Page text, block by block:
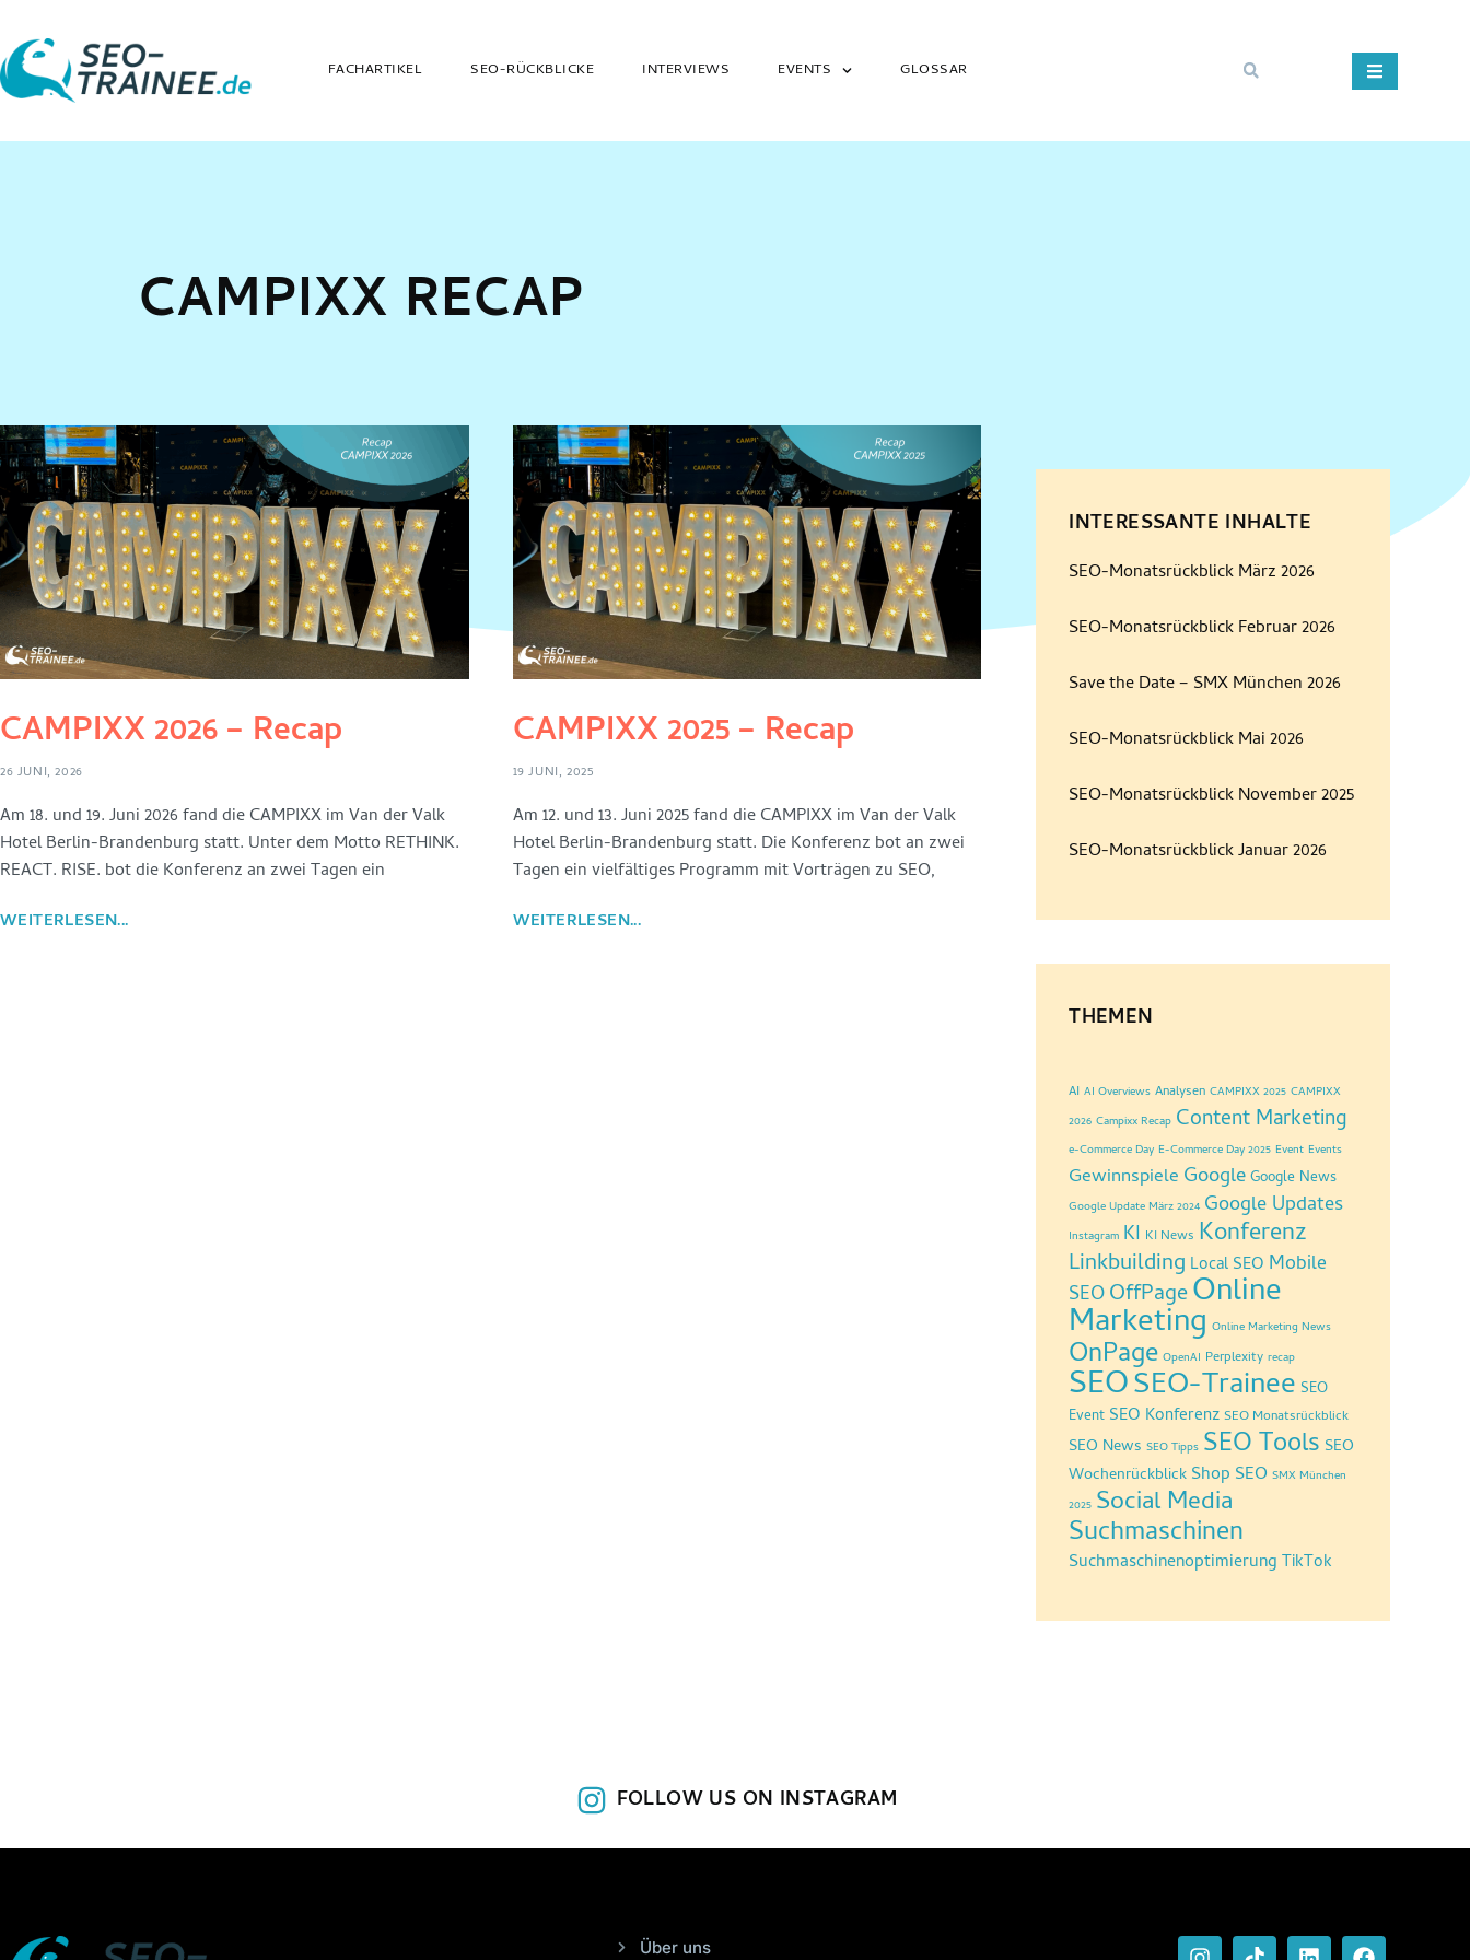
FACHARTIKEL SEO-RÜCKBLICKE INTERVIEWS EVENTS GLOSSAR
CAMPIXX RECAP
CAMPIXX 2026 – Recap
26 JUNI, 2026
Am 18. und 19. Juni 2026 fand die CAMPIXX im Van der Valk
Hotel Berlin-Brandenburg statt. Unter dem Motto RETHINK.
REACT. RISE. bot die Konferenz an zwei Tagen ein
WEITERLESEN...
CAMPIXX 2025 – Recap
19 JUNI, 2025
Am 12. und 13. Juni 2025 fand die CAMPIXX im Van der Valk
Hotel Berlin-Brandenburg statt. Die Konferenz bot an zwei
Tagen ein vielfältiges Programm mit Vorträgen zu SEO,
WEITERLESEN...
INTERESSANTE INHALTE
SEO-Monatsrückblick März 2026
SEO-Monatsrückblick Februar 2026
Save the Date – SMX München 2026
SEO-Monatsrückblick Mai 2026
SEO-Monatsrückblick November 2025
SEO-Monatsrückblick Januar 2026
THEMEN
AI AI Overviews Analysen CAMPIXX 2025 CAMPIXX
2026 Campixx Recap Content Marketing
e-Commerce Day E-Commerce Day 2025 Event Events
Gewinnspiele GoogleGoogle News
Google Update März 2024 Google Updates
Instagram KI KI News Konferenz
Linkbuilding Local SEO Mobile
SEOOffPageOnline
Marketing Online Marketing News
OnPage OpenAI Perplexity recap
SEOSEO-Trainee SEO
Event SEO Konferenz SEO Monatsrückblick
SEO News SEO Tipps SEO Tools SEO
Wochenrückblick Shop SEO SMX München
2025 Social Media
Suchmaschinen
Suchmaschinenoptimierung TikTok
FOLLOW US ON INSTAGRAM
Über uns